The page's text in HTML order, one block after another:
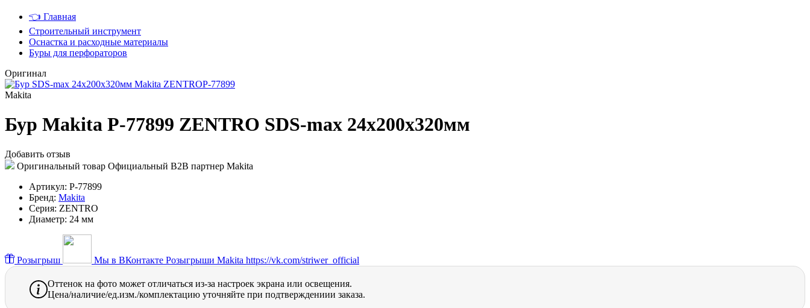
👈 Главная
Строительный инструмент
Оснастка и расходные материалы
Буры для перфораторов
Оригинал
Makita
Бур Makita P-77899 ZENTRO SDS-max 24х200х320мм
Добавить отзыв
Оригинальный товар Официальный B2B партнер Makita
Артикул: P-77899
Бренд: Makita
Серия: ZENTRO
Диаметр: 24 мм
Розыгрыш Мы в ВКонтакте Розыгрыши Makita https://vk.com/striwer_official
Оттенок на фото может отличаться из-за настроек экрана или освещения.
Цена/наличие/ед.изм./комплектацию уточняйте при подтверждениии заказа.